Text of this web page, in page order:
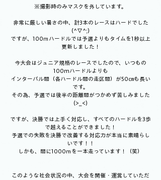
※撮影時のみマスクを外しています。
非常に厳しい暑さの中、計3本のレースはハードでした
(^▽^;)
ですが、100ｍハードルでは予選よりもタイムを1秒以上
更新しました！
今大会はジュニア規格のレースでしたので、いつもの
100mハードルよりも
インターバル間（各ハードル間の走区間）が50㎝も長い
です。
その為、予選では後半の距離間がつかめず苦しみました
(>_<)
ですが、決勝では上手く対応し、すべてのハードルを3歩
で越えることができました！
予選での失敗を決勝で改善する対応力が本当に素晴らし
いです！！
しかも、間に1000ｍを一本走っています！（笑）
このような社会状況の中、大会を開催・運営していただ